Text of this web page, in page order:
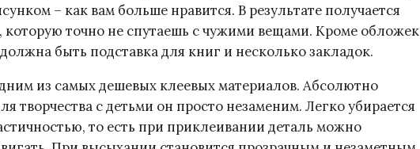
– как вам больше нравится. В результате получается
которую точно не спутаешь с чужими вещами. Кроме обложек
быть подставка для книг и несколько закладок.
из самых дешевых клеевых материалов. Абсолютно
творчества с детьми он просто незаменим. Легко убирается
то есть при приклеивании деталь можно